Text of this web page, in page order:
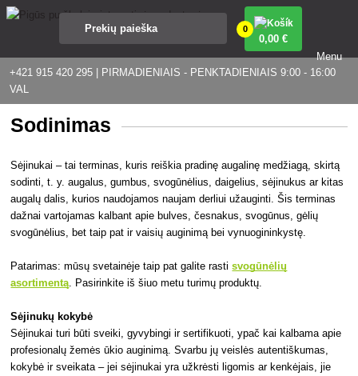
+421 915 420 295 | PIRMADIENIAIS - PENKTADIENIAIS 9:00 - 16:00
VAL
0
0,00 €
Menu
Sodinimas
Sėjinukai – tai terminas, kuris reiškia pradinę augalinę medžiagą, skirtą
sodinti, t. y. augalus, gumbus, svogūnėlius, daigelius, sėjinukus ar kitas
augalų dalis, kurios naudojamos naujam derliui užauginti. Šis terminas
dažnai vartojamas kalbant apie bulves, česnakus, svogūnus, gėlių
svogūnėlius, bet taip pat ir vaisių auginimą bei vynuogininkystę.
Patarimas: mūsų svetainėje taip pat galite rastisvogūnėlių
asortimentą . Pasirinkite iš šiuo metu turimų produktų.
Sėjinukų kokybė
Sėjinukai turi būti sveiki, gyvybingi ir sertifikuoti, ypač kai kalbama apie
profesionalų žemės ūkio auginimą. Svarbu jų veislės autentiškumas,
kokybė ir sveikata – jei sėjinukai yra užkrėsti ligomis ar kenkėjais, jie